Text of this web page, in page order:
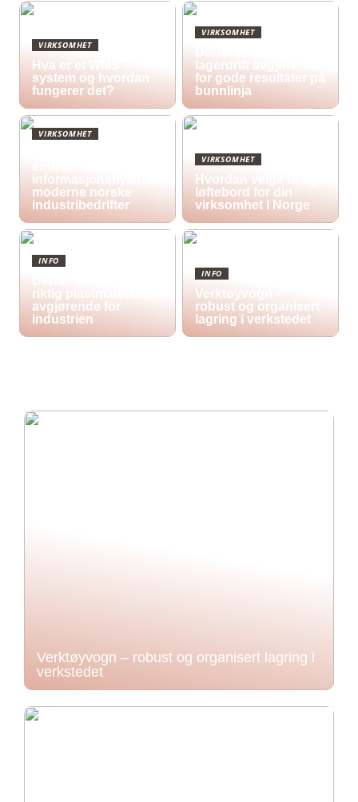
VIRKSOMHET
Hva er et WMS
system og hvordan
fungerer det?
VIRKSOMHET
lagerdrift avgjørende
for gode resultater på
bunnlinja
VIRKSOMHET
informasjonsflyten i
moderne norske
industribedrifter
VIRKSOMHET
Hvordan velge riktig
løftebord for din
virksomhet i Norge
INFO
riktig plastmateriale
avgjørende for
industrien
INFO
Verktøyvogn –
robust og organisert
lagring i verkstedet
Verktøyvogn – robust og organisert lagring i
verkstedet